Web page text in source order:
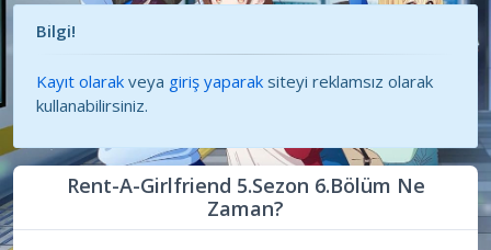
Bilgi!
Kayıt olarak veya giriş yaparak siteyi reklamsız olarak
kullanabilirsiniz.
Rent-A-Girlfriend 5.Sezon 6.Bölüm Ne
Zaman?